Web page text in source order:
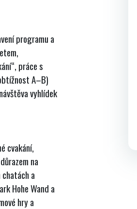
programu a
práce s
A–B)
vyhlídek
cvakání,
na
a
Hohe Wand a
hry a